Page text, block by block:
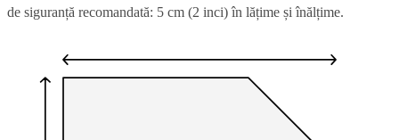
de siguranță recomandată: 5 cm (2 inci) în lățime și înălțime.